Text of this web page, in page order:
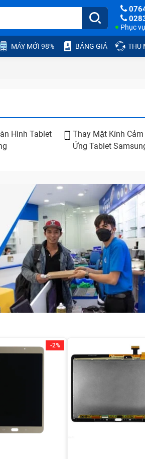
Phục
MÁY MỚI 98% BẢNG GIÁ THU
Hình Tablet
Thay Mặt Kính Cảm
Ứng Tablet
-2%